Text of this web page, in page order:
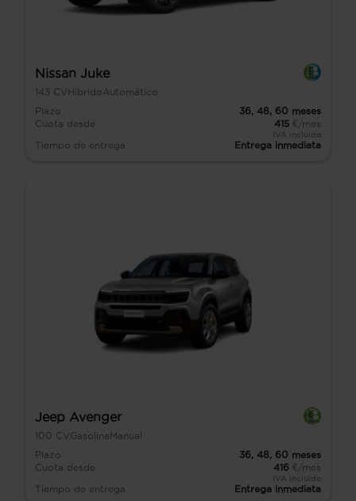
Nissan Juke
143 CVHíbridoAutomático
Plazo
36, 48, 60 meses
Cuota desde
415 €/mes
IVA incluido
Tiempo de entrega Entrega inmediata
Jeep Avenger
100 CVGasolinaManual
Plazo
36, 48, 60 meses
Cuota desde
416 €/mes
IVA incluido
Tiempo de entrega Entrega inmediata